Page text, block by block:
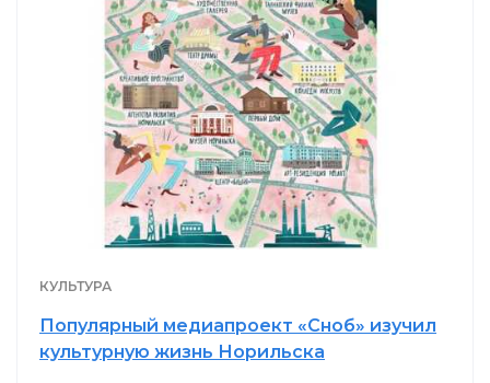
КУЛЬТУРА
Популярный медиапроект «Сноб» изучил
культурную жизнь Норильска